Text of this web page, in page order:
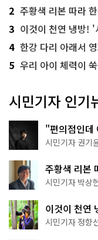
2 주황색 리본 따라 한강
3 이것이 천연 냉방!
4 한강 다리 아래서
5 우리 아이 체력이
시민기자 인기
"편의점인데
한 편의점의
시민기자 권기
주황색 리본
서울둘레길
시민기자 박상
이것이 천연
나볼까
시민기자 정향